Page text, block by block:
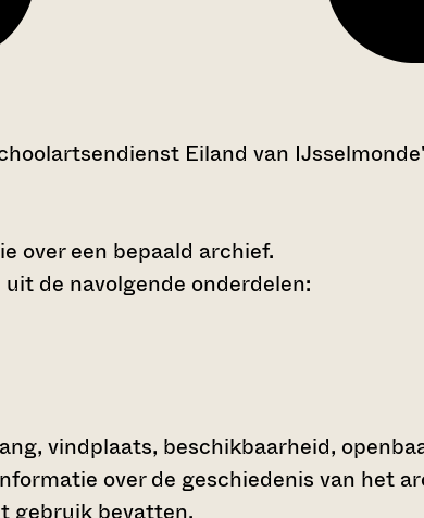
Eiland van IJsselmonde'
over een bepaald archief.
de navolgende onderdelen:
vindplaats, beschikbaarheid,
over de geschiedenis van het
gebruik bevatten.